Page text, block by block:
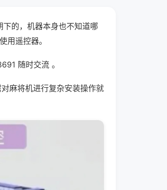
的，机器本身也不知道哪
用遥控器。
随时交流 。
麻将机进行复杂安装操作就